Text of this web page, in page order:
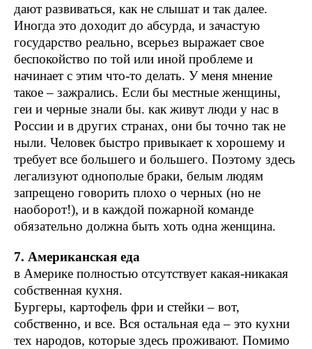
дают развиваться, как не слышат и так далее.
Иногда это доходит до абсурда, и зачастую
государство реально, всерьез выражает свое
беспокойство по той или иной проблеме и
начинает с этим что-то делать. У меня мнение
такое – зажрались. Если бы местные женщины,
геи и черные знали бы. как живут люди у нас в
России и в других странах, они бы точно так не
ныли. Человек быстро привыкает к хорошему и
требует все большего и большего. Поэтому здесь
легализуют однополые браки, белым людям
запрещено говорить плохо о черных (но не
наоборот!), и в каждой пожарной команде
обязательно должна быть хоть одна женщина.
7. Американская еда
в Америке полностью отсутствует какая-никакая
собственная кухня.
Бургеры, картофель фри и стейки – вот,
собственно, и все. Вся остальная еда – это кухни
тех народов, которые здесь проживают. Помимо